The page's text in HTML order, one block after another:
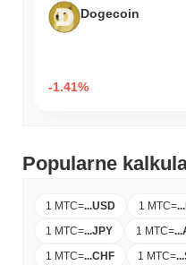
Dogecoin
-1.41%
Popularne
1 MTC=...USD 1 MTC=...
1 MTC=...JPY 1 MTC=...
1 MTC=...CHF 1 MTC=...